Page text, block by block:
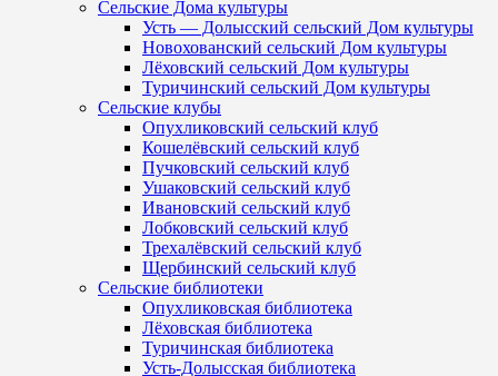
Сельские Дома культуры
Усть — Долысский сельский Дом культуры
Новохованский сельский Дом культуры
Лёховский сельский Дом культуры
Туричинский сельский Дом культуры
Сельские клубы
Опухликовский сельский клуб
Кошелёвский сельский клуб
Пучковский сельский клуб
Ушаковский сельский клуб
Ивановский сельский клуб
Лобковский сельский клуб
Трехалёвский сельский клуб
Щербинский сельский клуб
Сельские библиотеки
Опухликовская библиотека
Лёховская библиотека
Туричинская библиотека
Усть-Долысская библиотека